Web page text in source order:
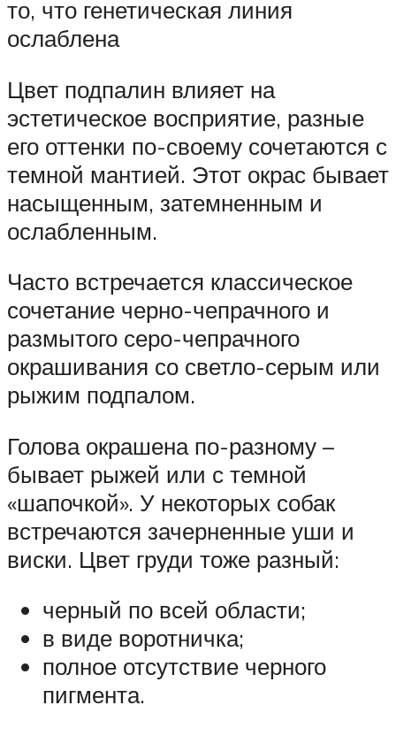
то, что генетическая линия
ослаблена
Цвет подпалин влияет на
эстетическое восприятие, разные
его оттенки по-своему сочетаются с
темной мантией. Этот окрас бывает
насыщенным, затемненным и
ослабленным.
Часто встречается классическое
сочетание черно-чепрачного и
размытого серо-чепрачного
окрашивания со светло-серым или
рыжим подпалом.
Голова окрашена по-разному –
бывает рыжей или с темной
«шапочкой». У некоторых собак
встречаются зачерненные уши и
виски. Цвет груди тоже разный:
черный по всей области;
в виде воротничка;
полное отсутствие черного
пигмента.